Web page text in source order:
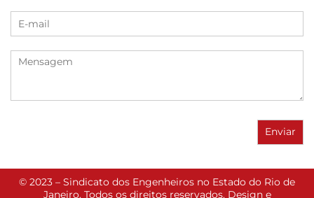
© 2023 – Sindicato dos Engenheiros no Estado do Rio de
Janeiro. Todos os direitos reservados. Design e